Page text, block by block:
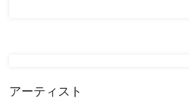
アーティスト